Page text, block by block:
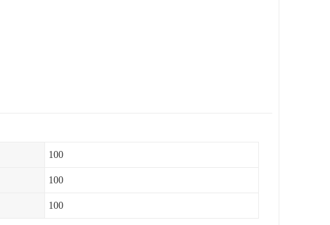
100
100
100